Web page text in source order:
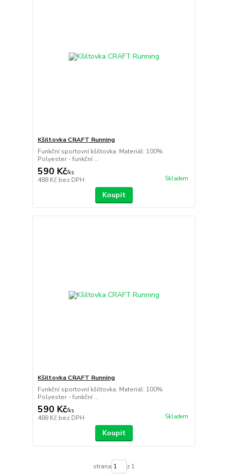
Kšiltovka CRAFT Running
Funkční sportovní kšiltovka. Materiál: 100%
Polyester - funkční ...
590 Kč/ks
488 Kč bez DPH Skladem
Koupit
Kšiltovka CRAFT Running
Funkční sportovní kšiltovka. Materiál: 100%
Polyester - funkční ...
590 Kč/ks
488 Kč bez DPH Skladem
Koupit
strana z 1